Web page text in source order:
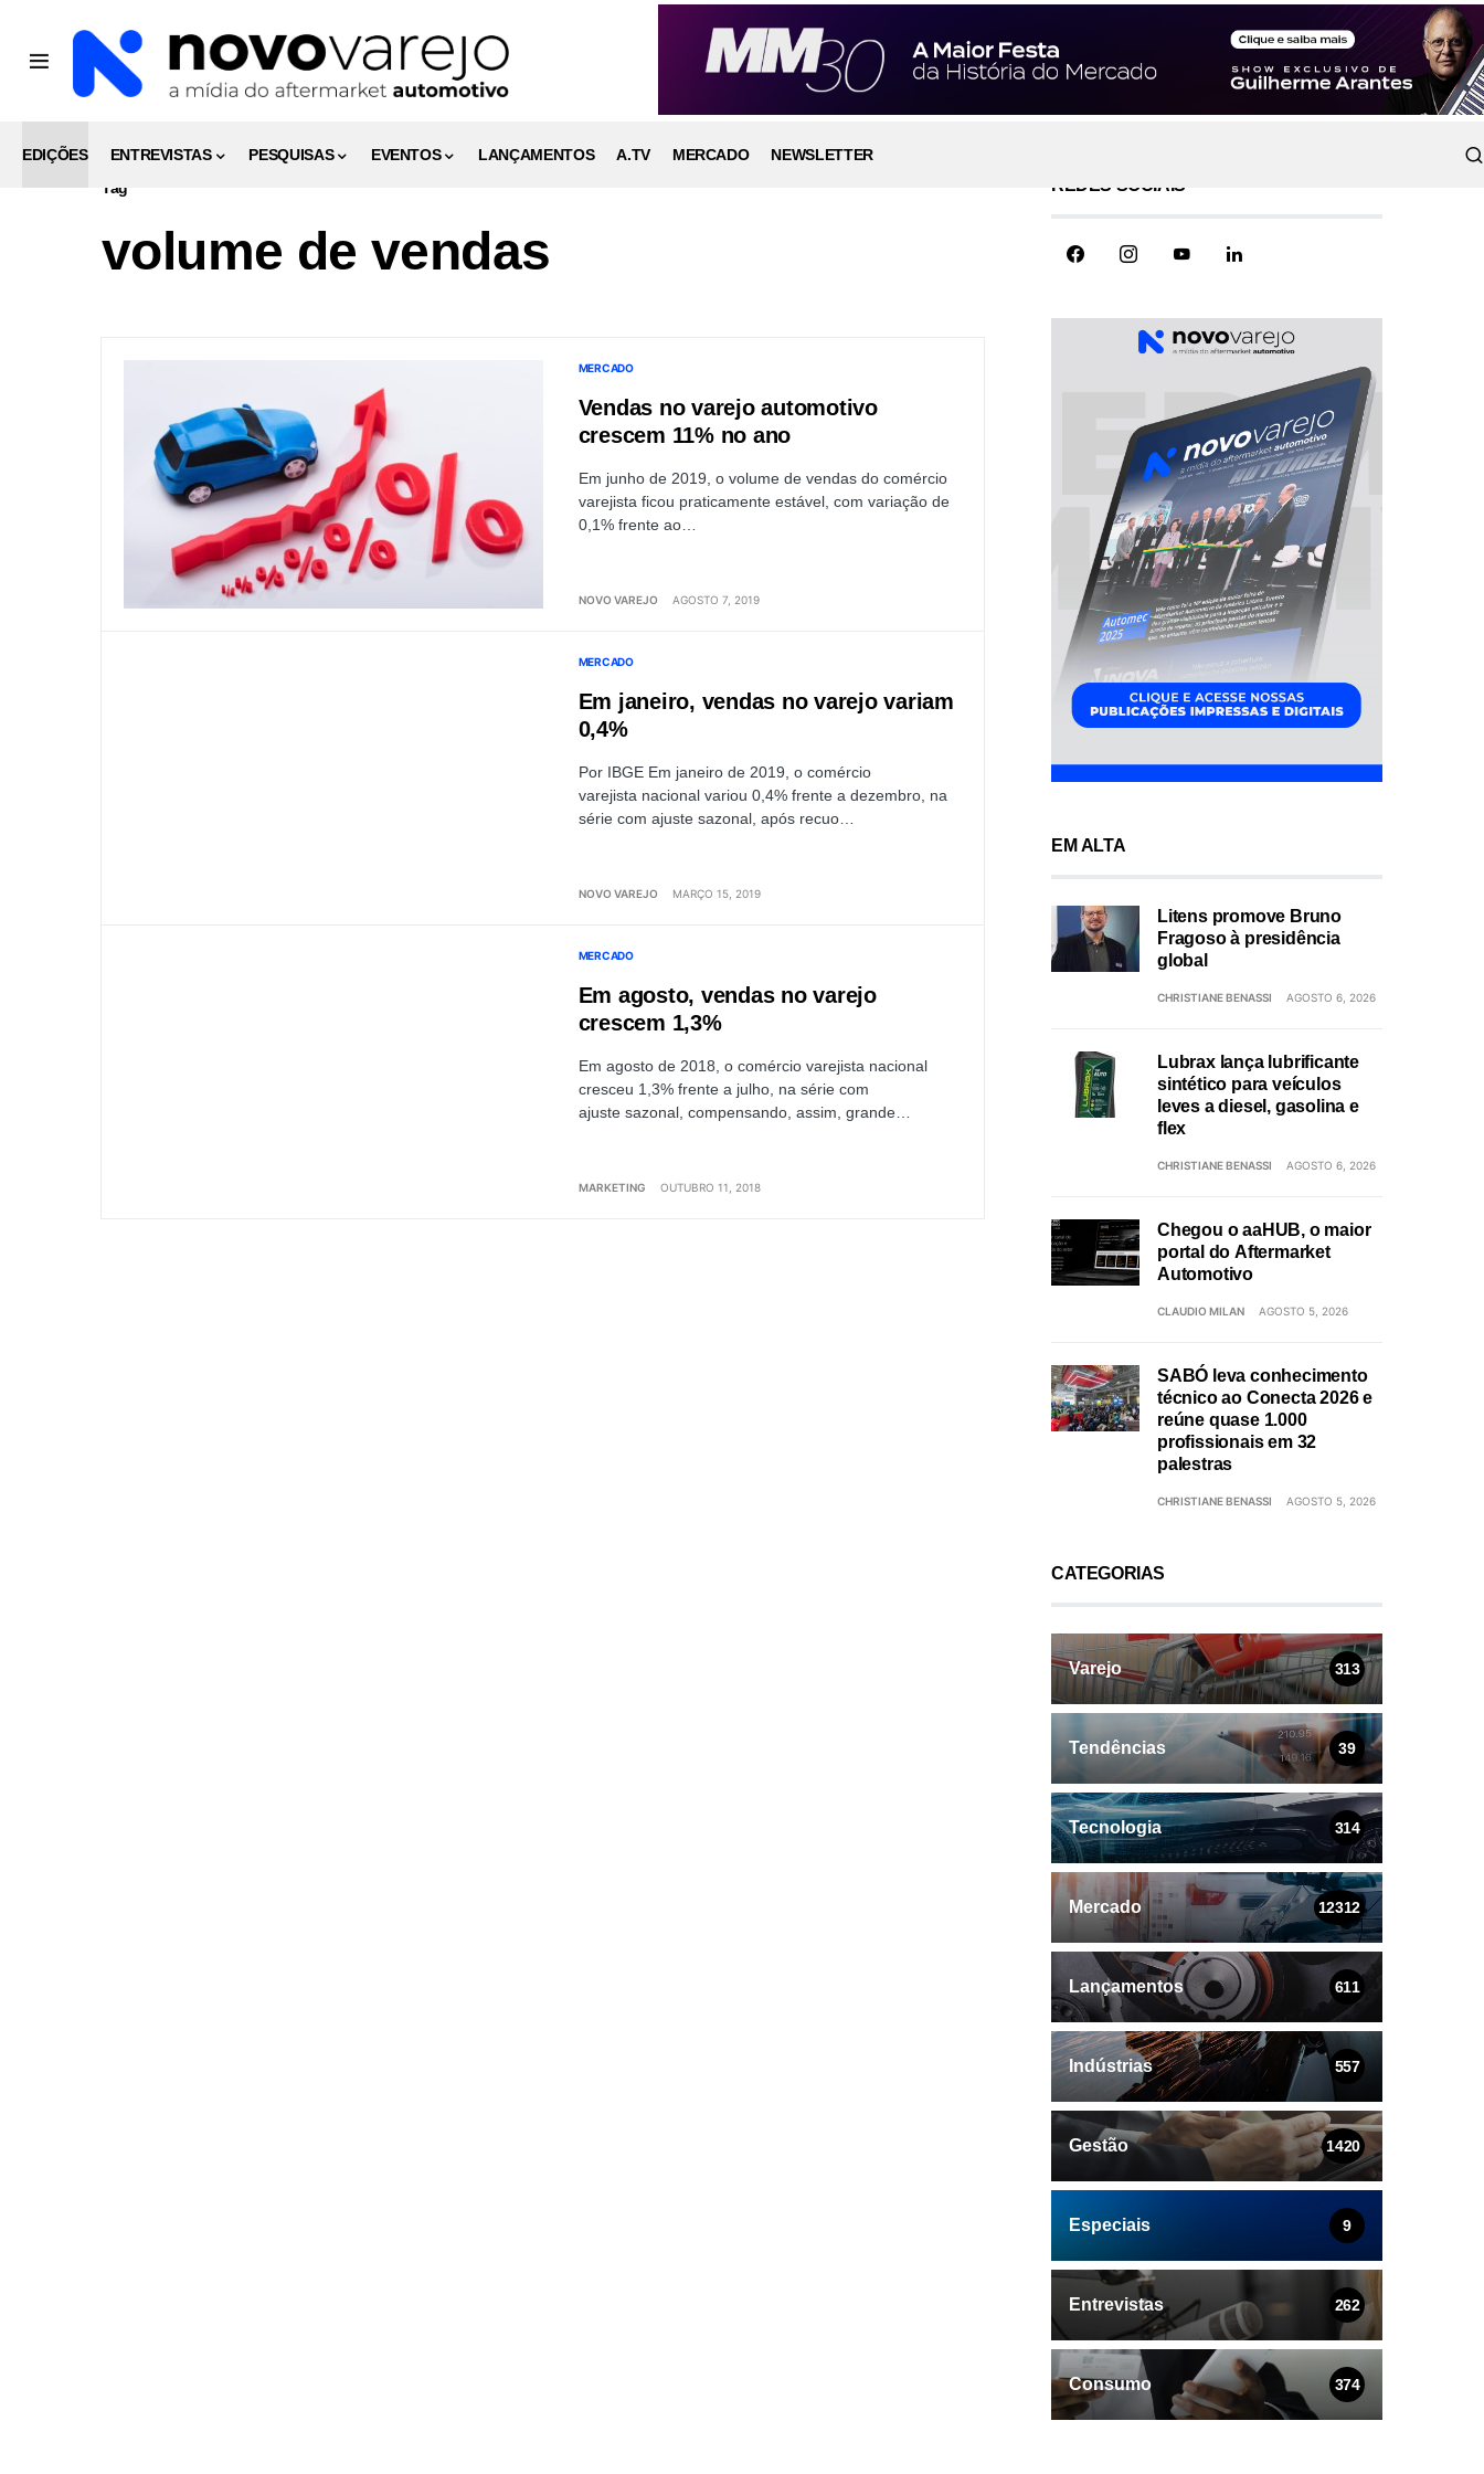
EDIÇÕES ENTREVISTAS PESQUISAS EVENTOS LANÇAMENTOS A.TV MERCADO
NEWSLETTER
Tag
volume de vendas
MERCADO
Vendas no varejo automotivo
crescem 11% no ano
Em junho de 2019, o volume de vendas do comércio
varejista ficou praticamente estável, com variação de
0,1% frente ao…
NOVO VAREJO AGOSTO 7, 2019
MERCADO
Em janeiro, vendas no varejo variam
0,4%
Por IBGE Em janeiro de 2019, o comércio
varejista nacional variou 0,4% frente a dezembro, na
série com ajuste sazonal, após recuo…
NOVO VAREJO MARÇO 15, 2019
MERCADO
Em agosto, vendas no varejo
crescem 1,3%
Em agosto de 2018, o comércio varejista nacional
cresceu 1,3% frente a julho, na série com
ajuste sazonal, compensando, assim, grande…
MARKETING OUTUBRO 11, 2018
REDES SOCIAIS
EM ALTA
Litens promove Bruno
Fragoso à presidência
global
CHRISTIANE BENASSI AGOSTO 6, 2026
Lubrax lança lubrificante
sintético para veículos
leves a diesel, gasolina e
flex
CHRISTIANE BENASSI AGOSTO 6, 2026
Chegou o aaHUB, o maior
portal do Aftermarket
Automotivo
CLAUDIO MILAN AGOSTO 5, 2026
SABÓ leva conhecimento
técnico ao Conecta 2026 e
reúne quase 1.000
profissionais em 32
palestras
CHRISTIANE BENASSI AGOSTO 5, 2026
CATEGORIAS
Varejo 313
Tendências 39
Tecnologia 314
Mercado 12312
Lançamentos 611
Indústrias 557
Gestão 1420
Especiais 9
Entrevistas 262
Consumo 374